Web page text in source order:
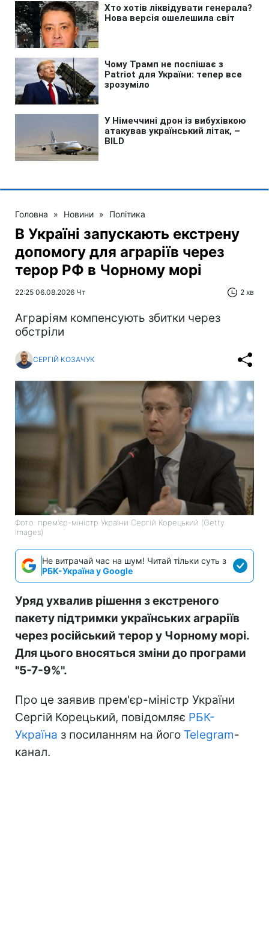
Головна » Новини » Політика
В Україні запускають екстрену
допомогу для аграріїв через
терор РФ в Чорному морі
22:25 06.08.2026 Чт 2 хв
Аграріям компенсують збитки через
обстріли
СЕРГІЙ КОЗАЧУК
Фото: прем'єр-міністр України Сергій Корецький (Getty
Images)
Не витрачай час на шум! Читай тільки суть з
РБК-Україна у Google
Уряд ухвалив рішення з екстреного
пакету підтримки українських аграріїв
через російський терор у Чорному морі.
Для цього вносяться зміни до програми
"5-7-9%".
Про це заявив прем'єр-міністр України
Сергій Корецький, повідомляє РБК-
Україна з посиланням на його Telegram-
канал.